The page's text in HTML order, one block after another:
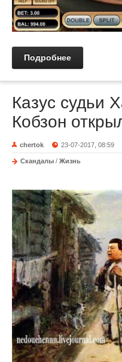
Подробнее
Казус судьи
Кобзон
chertok 23-07-2017, 08:59
Скандалы / Жизнь